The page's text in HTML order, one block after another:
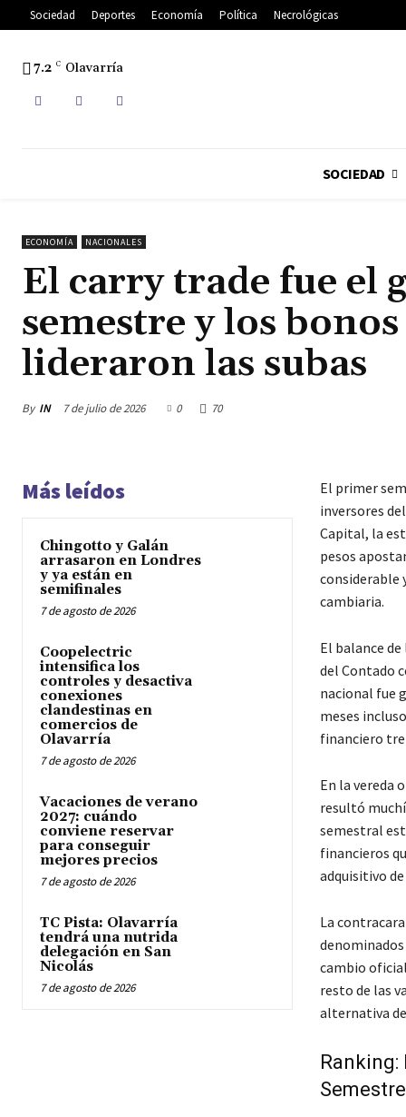
Sociedad Deportes Economía Política Necrológicas
7.2 C Olavarría
SOCIEDAD
ECONOMÍA NACIONALES
El carry trade fue el
semestre y los
lideraron las subas
By IN 7 de julio de 2026 0 70
Más leídos
Chingotto y Galán
arrasaron en Londres
y ya están en
semifinales
7 de agosto de 2026
Coopelectric
intensifica los
controles y desactiva
conexiones
clandestinas en
comercios de
Olavarría
7 de agosto de 2026
Vacaciones de verano
2027: cuándo
conviene reservar
para conseguir
mejores precios
7 de agosto de 2026
TC Pista: Olavarría
tendrá una nutrida
delegación en San
Nicolás
7 de agosto de 2026
El primer
inversores
Capital, la
pesos
considerable
cambiaria.
El balance
del Contado
nacional fue
meses
financiero
En la vereda
resultó
semestral
financieros
adquisitivo
La
cambio
resto de las
alternativa